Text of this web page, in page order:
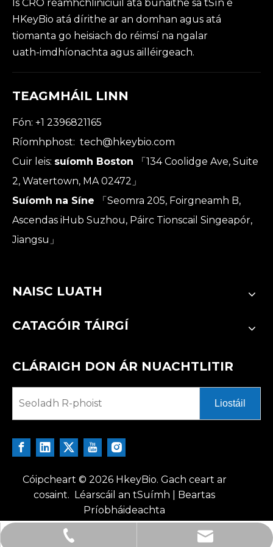
Is CRO réamhchliniciúil atá bunaithe sa tSín é
HKeyBio atá dírithe ar an domhan agus atá
tiomanta go heisiach do réimsí na ngalar
uath-imdhíonachta agus ailléirgeach.
TEAGMHÁIL LINN
Fón: +1 2396821165
Ríomhphost: tech@hkeybio.com
Cuir leis: suíomh Boston
「134 Coolidge Ave, Suite
2, Watertown, MA 02472」
Suíomh na Síne
「Seomra 205, Foirgneamh B,
Ascendas iHub Suzhou, Páirc Tionscail Singeapór,
Jiangsu」
NAISC LUATH
CATAGÓIR TÁIRGÍ
CLÁRAIGH DON ÁR NUACHTLITIR
Liostáil
Cóipcheart © 2026HkeyBio. Gach ceart ar
cosaint. Léarscáil an tSuímh
Beartas
Príobháideachta